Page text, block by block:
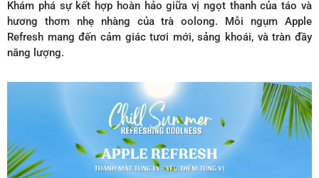
Khám phá sự kết hợp hoàn hảo giữa vị ngọt thanh của táo và
hương thơm nhẹ nhàng của trà oolong. Mỗi ngụm Apple
Refresh mang đến cảm giác tươi mới, sảng khoái, và tràn đầy
năng lượng.